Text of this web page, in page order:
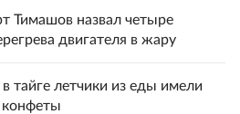
Тимашов назвал четыре
двигателя в жару
тайге летчики из еды имели
конфеты